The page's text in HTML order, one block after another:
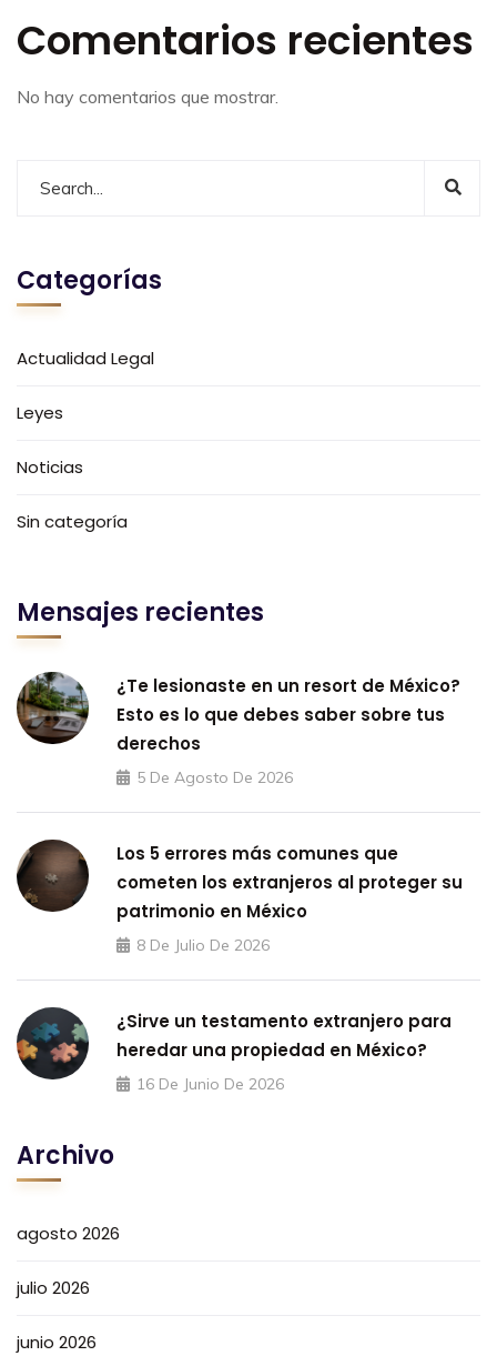
Comentarios recientes
No hay comentarios que mostrar.
Categorías
Actualidad Legal
Leyes
Noticias
Sin categoría
Mensajes recientes
¿Te lesionaste en un resort de México?
Esto es lo que debes saber sobre tus
derechos
5 De Agosto De 2026
Los 5 errores más comunes que
cometen los extranjeros al proteger su
patrimonio en México
8 De Julio De 2026
¿Sirve un testamento extranjero para
heredar una propiedad en México?
16 De Junio De 2026
Archivo
agosto 2026
julio 2026
junio 2026